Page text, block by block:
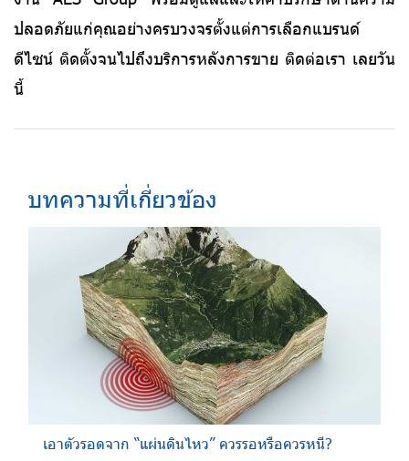
ปลอดภัยแก่คุณอย่างครบวงจรตั้งแต่การเลือกแบรนด์
ดีไซน์ ติดตั้งจนไปถึงบริการหลังการขาย ติดต่อเรา เลยวัน
นี้
บทความที่เกี่ยวข้อง
เอาตัวรอดจาก “แผ่นดินไหว” ควรรอหรือควรหนี?